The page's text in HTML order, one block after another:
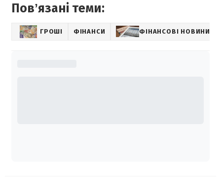
Повʼязані теми:
ГРОШІ ФІНАНСИ ФІНАНСОВІ НОВИНИ